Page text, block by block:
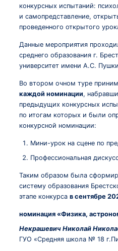
конкурсных испытаний:
и самопредставление,
проведенного открытого
Данные мероприятия
среднего образования г.
университет имени А.С.
Во втором очном туре
каждой номинации,
предыдущих конкурсных
по итогам которых и были
конкурсной номинации:
Мини-урок на сцене по
Профессиональная
Таким образом была
систему образования
этапе конкурса в сентябре
номинация «Физика,
Некрашевич Николай
ГУО «Средняя школа № 18